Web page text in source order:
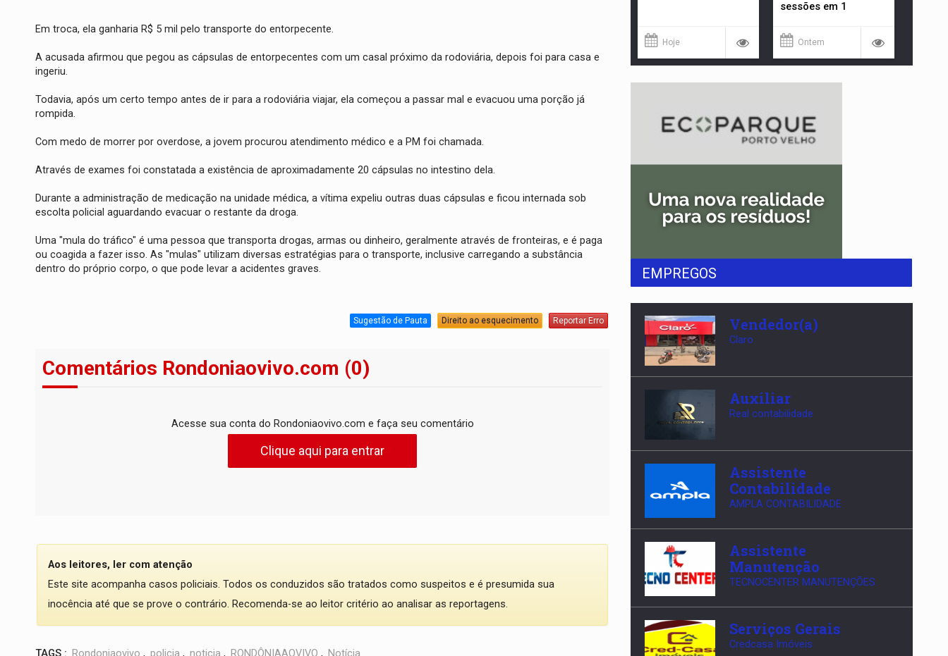
Em troca, ela ganharia R$ 5 mil pelo transporte do entorpecente.
A acusada afirmou que pegou as cápsulas de entorpecentes com um casal próximo da rodoviária, depois foi para casa e
ingeriu.
Todavia, após um certo tempo antes de ir para a rodoviária viajar, ela começou a passar mal e evacuou uma porção já
rompida.
Com medo de morrer por overdose, a jovem procurou atendimento médico e a PM foi chamada.
Através de exames foi constatada a existência de aproximadamente 20 cápsulas no intestino dela.
Durante a administração de medicação na unidade médica, a vítima expeliu outras duas cápsulas e ficou internada sob
escolta policial aguardando evacuar o restante da droga.
Uma "mula do tráfico" é uma pessoa que transporta drogas, armas ou dinheiro, geralmente através de fronteiras, e é paga
ou coagida a fazer isso. As "mulas" utilizam diversas estratégias para o transporte, inclusive carregando a substância
dentro do próprio corpo, o que pode levar a acidentes graves.
Sugestão de Pauta Direito ao esquecimento Reportar Erro
Comentários Rondoniaovivo.com (0)
Acesse sua conta do Rondoniaovivo.com e faça seu comentário
Clique aqui para entrar
Aos leitores, ler com atenção
Este site acompanha casos policiais. Todos os conduzidos são tratados como suspeitos e é presumida sua
inocência até que se prove o contrário. Recomenda-se ao leitor critério ao analisar as reportagens.
TAGS : Rondoniaovivo , policia , noticia , RONDÔNIAAOVIVO , Notícia
Hoje
sessões em 1
Ontem
EMPREGOS
Vendedor(a)
Claro
Auxiliar
Real contabilidade
Assistente
Contabilidade
AMPLA CONTABILIDADE
Assistente
Manutenção
TECNOCENTER MANUTENÇÕES
Serviços Gerais
Credcasa Imóveis